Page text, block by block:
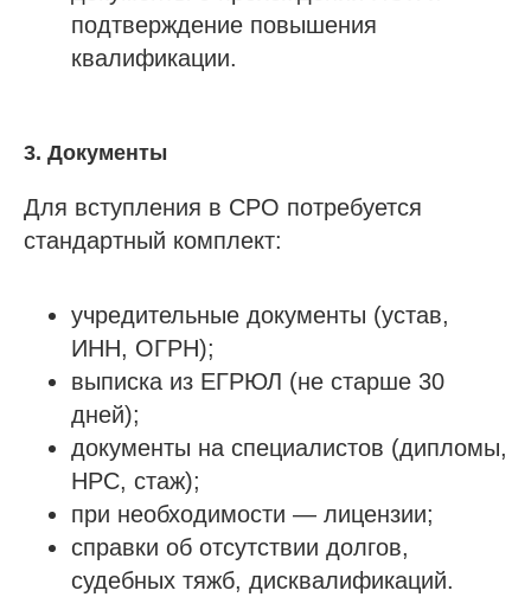
подтверждение повышения
квалификации.
3. Документы
Для вступления в СРО потребуется
стандартный комплект:
учредительные документы (устав,
ИНН, ОГРН);
выписка из ЕГРЮЛ (не старше 30
дней);
документы на специалистов (дипломы,
НРС, стаж);
при необходимости — лицензии;
справки об отсутствии долгов,
судебных тяжб, дисквалификаций.